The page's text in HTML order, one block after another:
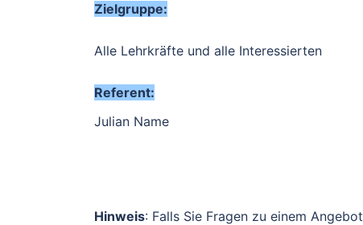
Zielgruppe:
Alle Lehrkräfte und alle Interessierten
Referent:
Julian Name
Hinweis: Falls Sie Fragen zu einem Angebot